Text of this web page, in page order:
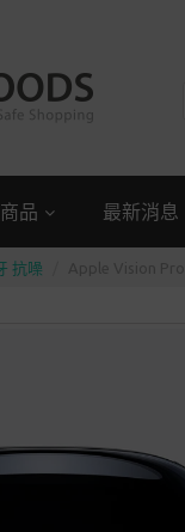
商品 最新消息
抗噪